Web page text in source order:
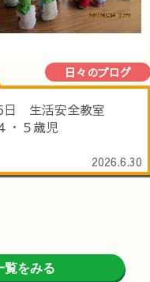
日々のブログ
日 生活安全教室
・５歳児
2026.6.30
覧をみる